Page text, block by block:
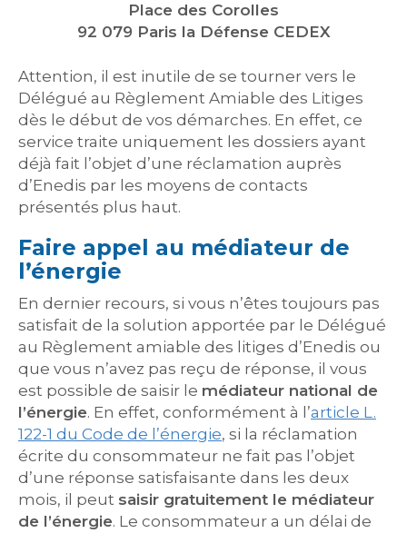
Place des Corolles
92 079 Paris la Défense CEDEX
Attention, il est inutile de se tourner vers le
Délégué au Règlement Amiable des Litiges
dès le début de vos démarches. En effet, ce
service traite uniquement les dossiers ayant
déjà fait l’objet d’une réclamation auprès
d’Enedis par les moyens de contacts
présentés plus haut.
Faire appel au médiateur de
l’énergie
En dernier recours, si vous n’êtes toujours pas
satisfait de la solution apportée par le Délégué
au Règlement amiable des litiges d’Enedis ou
que vous n’avez pas reçu de réponse, il vous
est possible de saisir le médiateur national de
l’énergie. En effet, conformément à l’article L.
122-1 du Code de l’énergie, si la réclamation
écrite du consommateur ne fait pas l’objet
d’une réponse satisfaisante dans les deux
mois, il peut saisir gratuitement le médiateur
de l’énergie. Le consommateur a un délai de